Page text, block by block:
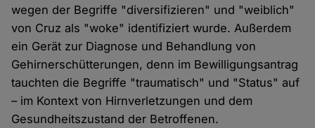
wegen der Begriffe "diversifizieren" und "weiblich"
von Cruz als "woke" identifiziert wurde. Außerdem
ein Gerät zur Diagnose und Behandlung von
Gehirnerschütterungen, denn im Bewilligungsantrag
tauchten die Begriffe "traumatisch" und "Status" auf
– im Kontext von Hirnverletzungen und dem
Gesundheitszustand der Betroffenen.